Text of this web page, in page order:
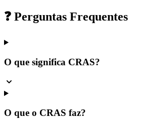
❓ Perguntas Frequentes
O que significa CRAS?
O que o CRAS faz?